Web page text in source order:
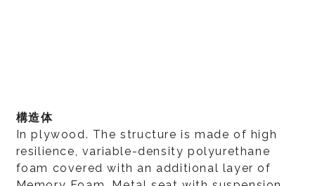
構造体
In plywood. The structure is made of high
resilience, variable-density polyurethane
foam covered with an additional layer of